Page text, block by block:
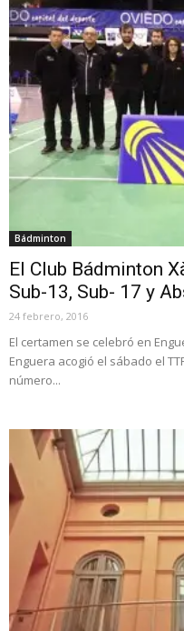
Bádminton
El Club Bádminton
Sub-13, Sub- 17 y
24 febrero, 2016
El certamen se celebró en
Enguera acogió el sábado el
número...